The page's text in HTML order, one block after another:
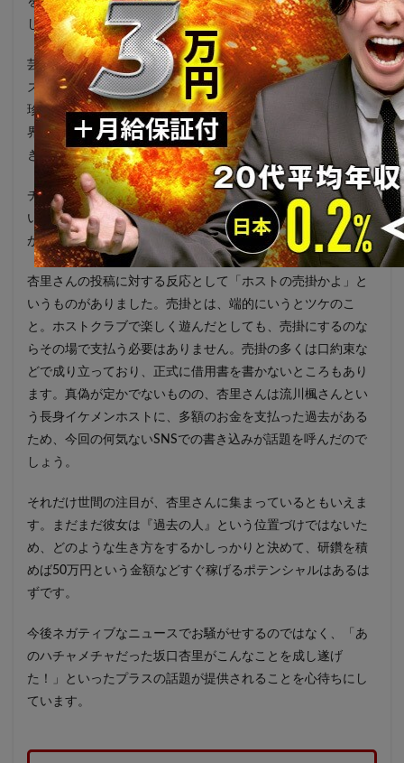
した。
芸能界で仕事をしていると、一般の人と金銭感覚がどんどん
ズレていきます。一発当てると、年収が億単位になることも
珍しくないのがショービズの世界。思えば杏里さんがAVの世
界に転身したのも、手っ取り早く稼げるからという理由が大
きかったのはないでしょうか。
チャンスがある分、稼げなくなった時の焦りや喪失感は大き
いのも芸能界の特徴。地道な努力を積み重ねることの大切さ
が、感覚的に理解しがたいのも無理ないかもしれません。
杏里さんの投稿に対する反応として「ホストの売掛かよ」と
いうものがありました。売掛とは、端的にいうとツケのこ
と。ホストクラブで楽しく遊んだとしても、売掛にするのな
らその場で支払う必要はありません。売掛の多くは口約束な
どで成り立っており、正式に借用書を書かないところもあり
ます。真偽が定かでないものの、杏里さんは流川楓さんとい
う長身イケメンホストに、多額のお金を支払った過去がある
ため、今回の何気ないSNSでの書き込みが話題を呼んだので
しょう。
それだけ世間の注目が、杏里さんに集まっているともいえま
す。まだまだ彼女は『過去の人』という位置づけではないた
め、どのような生き方をするかしっかりと決めて、研鑽を積
めば50万円という金額などすぐ稼げるポテンシャルはあるは
ずです。
今後ネガティブなニュースでお騒がせするのではなく、「あ
のハチャメチャだった坂口杏里がこんなことを成し遂げ
た！」といったプラスの話題が提供されることを心待ちにし
ています。